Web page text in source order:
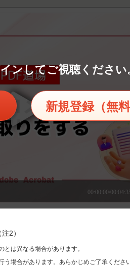
ンしてご視聴ください
新規登録（無料
2）
とは異なる場合があります。
う場合があります。あらかじめご了承ください